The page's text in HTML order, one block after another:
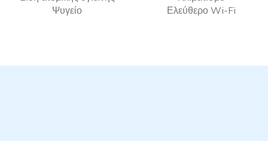
Ψυγείο
Ελεύθερο Wi-Fi